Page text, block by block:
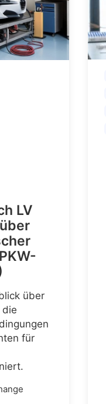
LV
über
die
für